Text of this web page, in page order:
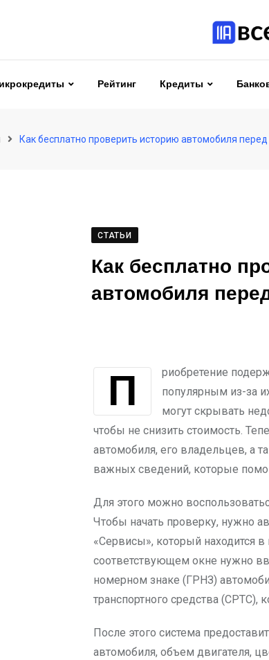
Рейтинг Кредиты
Как бесплатно проверить историю автомобиля перед
СТАТЬИ
Как бесплатно
автомобиля
Приобретение подержанных автомобилей в Казахстане стало
популярным из-за
могут скрывать
чтобы не снизить стоимость.
автомобиля, его владельцев, а
важных сведений, которые
Для этого можно
Чтобы начать проверку, нужно
«Сервисы», который находится
соответствующем окне нужно
номерном знаке (ГРНЗ)
транспортного средства (СРТС),
После этого система
автомобиля, объем двигателя,